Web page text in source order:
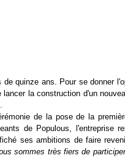
de quinze ans. Pour se donner
lancer la construction d'un
de la pose de la
de Populous, l'entreprise
ses ambitions de faire
sommes très fiers de